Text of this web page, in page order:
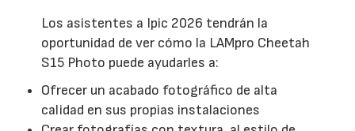
Los asistentes a Ipic 2026 tendrán la
oportunidad de ver cómo la LAMpro Cheetah
S15 Photo puede ayudarles a:
Ofrecer un acabado fotográfico de alta
calidad en sus propias instalaciones